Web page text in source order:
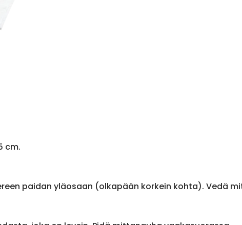
cm.
paidan yläosaan (olkapään korkein kohta). Vedä